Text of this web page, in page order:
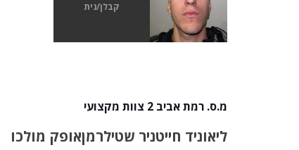
קבלן/נית
מ.ס. רמת אביב 2 צוות מקצועי
ליאוניד חייטניר שטילרמןאופק מולכו